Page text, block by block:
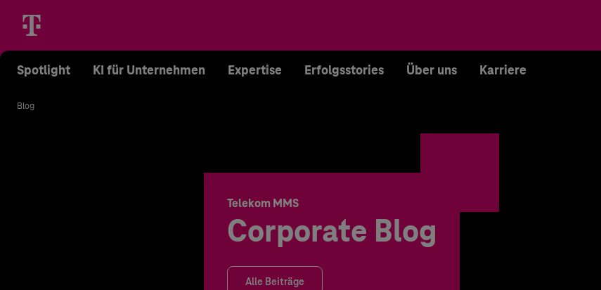
Spotlight KI für Unternehmen Expertise Erfolgsstories Über uns Karriere
Blog
Telekom MMS
Corporate Blog
Alle Beiträge